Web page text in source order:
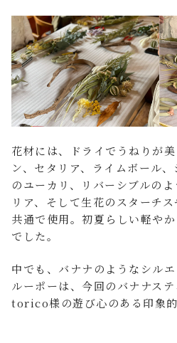
花材には、ドライでうねりが
ン、セタリア、ライムボール
のユーカリ、リバーシブルの
リア、そして生花のスターチ
共通で使用。初夏らしい軽や
でした。
中でも、バナナのようなシル
ルーポーは、今回のバナナステ
torico様の遊び心のある印象的